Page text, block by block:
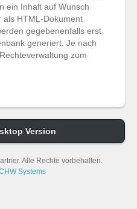
ein Inhalt auf Wunsch
als HTML-Dokument
gegebenenfalls erst
generiert. Je nach
zum
Version
Alle Rechte vorbehalten.
Systems